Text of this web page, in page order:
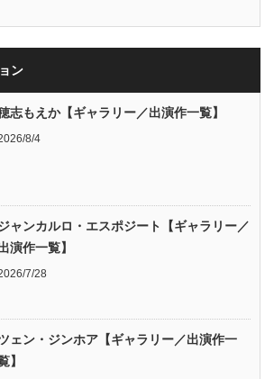
ン
志もえか【ギャラリー／出演作一覧】
8/4
ャンカルロ・エスポジート【ギャラリー／
演作一覧】
7/28
ェン・ジンホア【ギャラリー／出演作一
】